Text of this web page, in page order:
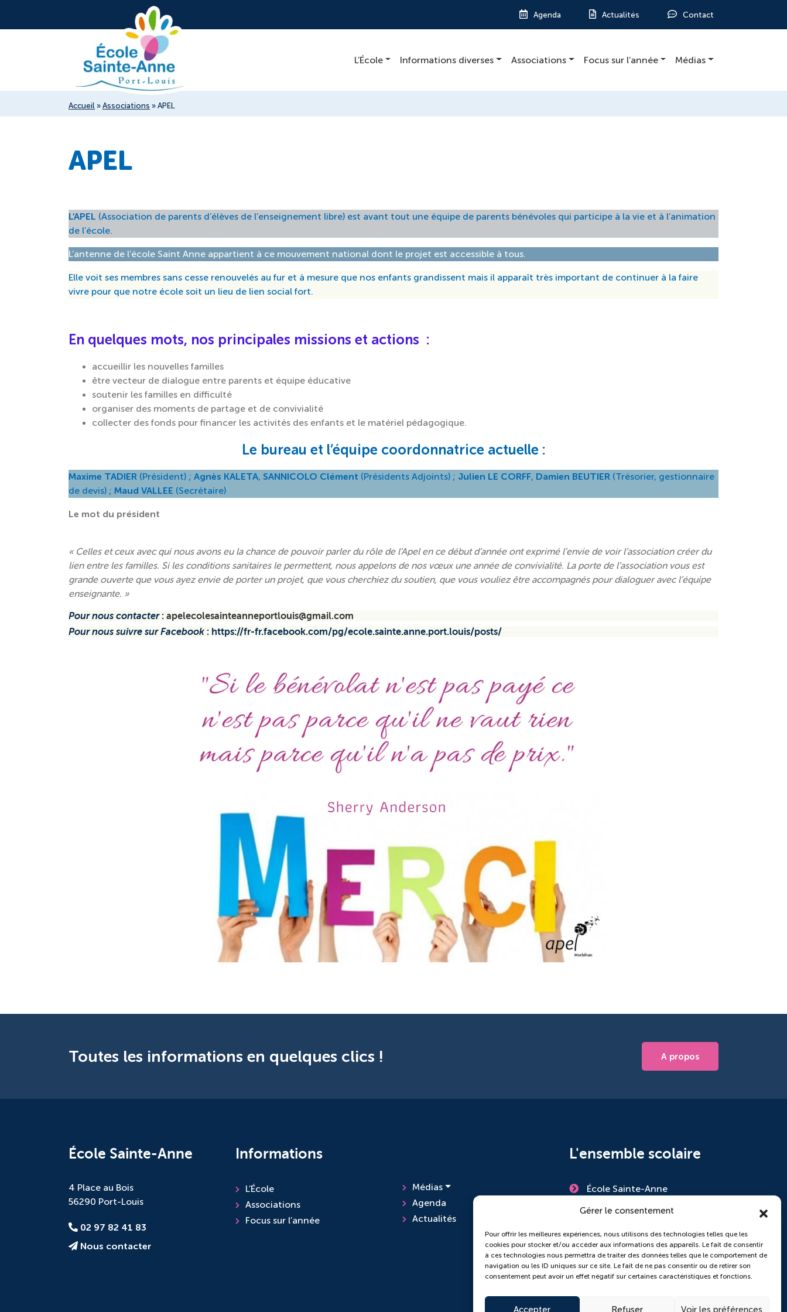
Gérer le consentement
Pour offrir les meilleures expériences, nous utilisons des technologies telles que les
cookies pour stocker et/ou accéder aux informations des appareils. Le fait de consentir
à ces technologies nous permettra de traiter des données telles que le comportement de
navigation ou les ID uniques sur ce site. Le fait de ne pas consentir ou de retirer son
consentement peut avoir un effet négatif sur certaines caractéristiques et fonctions.
Accepter Refuser Voir les préférences
Agenda Actualités Contact
L’École Informations diverses Associations Focus sur l’année Médias
Accueil » Associations » APEL
APEL
L’APEL (Association de parents d’élèves de l’enseignement libre) est avant tout une équipe de parents bénévoles qui participe à la vie et à l’animation
de l’école.
L’antenne de l’école Saint Anne appartient à ce mouvement national dont le projet est accessible à tous.
Elle voit ses membres sans cesse renouvelés au fur et à mesure que nos enfants grandissent mais il apparaît très important de continuer à la faire
vivre pour que notre école soit un lieu de lien social fort.
En quelques mots, nos principales missions et actions :
accueillir les nouvelles familles
être vecteur de dialogue entre parents et équipe éducative
soutenir les familles en difficulté
organiser des moments de partage et de convivialité
collecter des fonds pour financer les activités des enfants et le matériel pédagogique.
Le bureau et l’équipe coordonnatrice actuelle :
Maxime TADIER (Président) ; Agnès KALETA, SANNICOLO Clément (Présidents Adjoints) ; Julien LE CORFF, Damien BEUTIER (Trésorier, gestionnaire
de devis) ; Maud VALLEE (Secrétaire)
Le mot du président
« Celles et ceux avec qui nous avons eu la chance de pouvoir parler du rôle de l’Apel en ce début d’année ont exprimé l’envie de voir l’association créer du
lien entre les familles. Si les conditions sanitaires le permettent, nous appelons de nos vœux une année de convivialité. La porte de l’association vous est
grande ouverte que vous ayez envie de porter un projet, que vous cherchiez du soutien, que vous vouliez être accompagnés pour dialoguer avec l’équipe
enseignante. »
Pour nous contacter: apelecolesainteanneportlouis@gmail.com
Pour nous suivre sur Facebook : https://fr-fr.facebook.com/pg/ecole.sainte.anne.port.louis/posts/
Toutes les informations en quelques clics ! A propos
École Sainte-Anne
4 Place au Bois
56290 Port-Louis
02 97 82 41 83
Nous contacter
Informations
L’École
Associations
Focus sur l’année
Médias
Agenda
Actualités
L'ensemble scolaire
École Sainte-Anne